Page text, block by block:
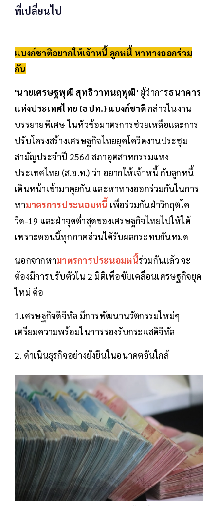
ที่เปลี่ยนไป
แบงก์ชาติอยากให้เจ้าหนี้ ลูกหนี้ หาทางออกร่วม
กัน
'นายเศรษฐพุฒิ สุทธิวาทนฤพุฒิ' ผู้ว่าการธนาคาร
แห่งประเทศไทย (ธปท.) แบงก์ชาติกล่าวในงาน
บรรยายพิเศษ ในหัวข้อมาตรการช่วยเหลือและการ
ปรับโครงสร้างเศรษฐกิจไทยยุคโควิดงานประชุม
สามัญประจำปี 2564 สภาอุตสาหกรรมแห่ง
ประเทศไทย (ส.อ.ท.) ว่า อยากให้เจ้าหนี้ กับลูกหนี้
เดินหน้าเข้ามาคุยกัน และหาทางออกร่วมกันในการ
หามาตรการประนอมหนี้ เพื่อร่วมกันฝ่าวิกฤตโค
วิด-19 และฝ่าจุดต่ำสุดของเศรษฐกิจไทยไปให้ได้
เพราะตอนนี้ทุกภาคส่วนได้รับผลกระทบกันหมด
นอกจากหามาตรการประนอมหนี้ร่วมกันแล้ว จะ
ต้องมีการปรับตัวใน 2 มิติเพื่อขับเคลื่อนเศรษฐกิจยุค
ใหม่ คือ
1.เศรษฐกิจดิจิทัล มีการพัฒนานวัตกรรมใหม่ๆ
เตรียมความพร้อมในการรองรับกระแสดิจิทัล
2. ดำเนินธุรกิจอย่างยั่งยืนในอนาคตอันใกล้